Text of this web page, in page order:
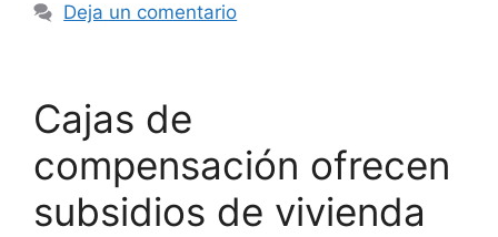
Deja un comentario
Cajas de
compensación ofrecen
subsidios de vivienda